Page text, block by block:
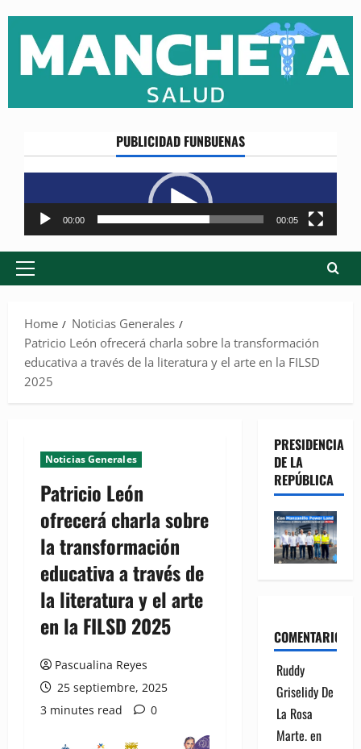
content
PUBLICIDAD FUNBUENAS
Reproductor
de
vídeo
00:00 00:05
Primary
Home
Noticias Generales
Patricio León ofrecerá charla sobre la transformación
educativa a través de la literatura y el arte en la FILSD
2025
Noticias Generales
Patricio León
ofrecerá charla sobre
la transformación
educativa a través de
la literatura y el arte
en la FILSD 2025
Pascualina Reyes
25 septiembre, 2025
3 minutes read
0
PRESIDENCIA
DE LA
REPÚBLICA
COMENTARIOS
Ruddy
Griselidy De
La Rosa
Marte.en